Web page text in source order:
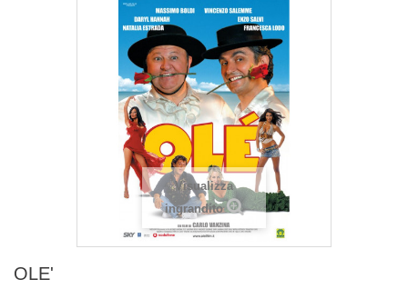
Visualizza
ingrandito
OLE'